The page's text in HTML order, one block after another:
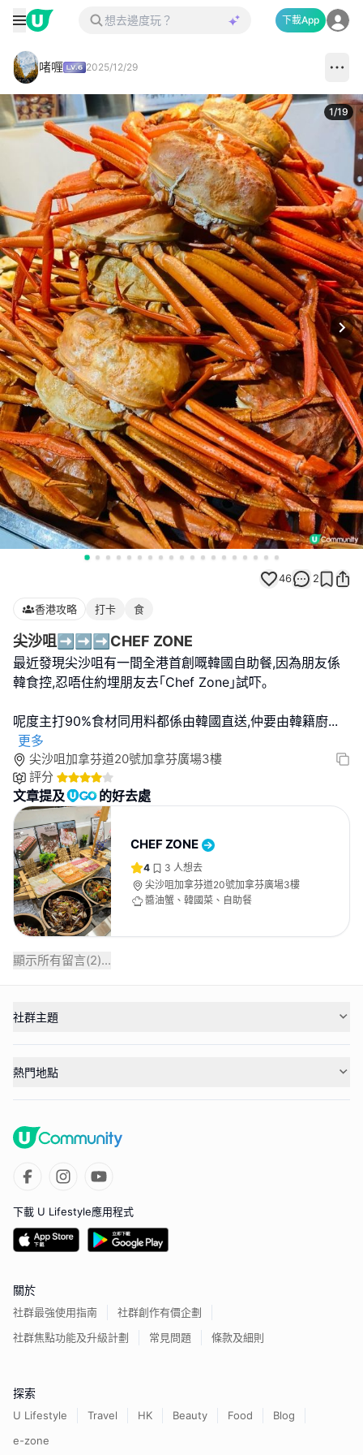
下載App
啫喱 2025/12/29
1/19
46 2
香港攻略 打卡 食
尖沙咀➡️➡️➡️CHEF ZONE
最近發現尖沙咀有一間全港首創嘅韓國自助餐,因為朋友係
韓食控,忍唔住約埋朋友去｢Chef Zone｣試吓｡
呢度主打90%食材同用料都係由韓國直送,仲要由韓籍廚...
更多
尖沙咀加拿芬道20號加拿芬廣場3樓
評分
文章提及 的好去處
CHEF ZONE
4 3 人想去
尖沙咀加拿芬道20號加拿芬廣場3樓
醬油蟹、韓國菜、自助餐
顯示所有留言(2)...
社群主題
熱門地點
下載 U Lifestyle應用程式
關於
社群最強使用指南
社群創作有價企劃
社群焦點功能及升級計劃
常見問題 條款及細則
探索
U Lifestyle Travel HK Beauty Food
Blog
e-zone